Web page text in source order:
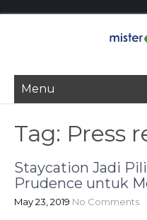
Menu
Tag: Press
Staycation Jadi
Prudence untuk
May 23, 2019 No Comments